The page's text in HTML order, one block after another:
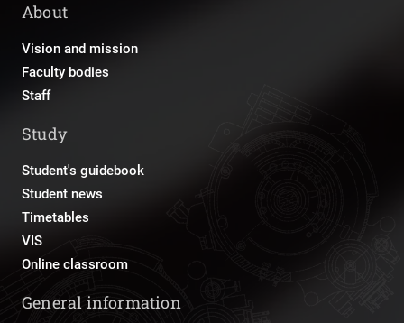
About
Vision and mission
Faculty bodies
Staff
Study
Student's guidebook
Student news
Timetables
VIS
Online classroom
General information